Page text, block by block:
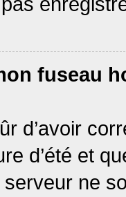
fuseau
d’avoir
d’été et
ne